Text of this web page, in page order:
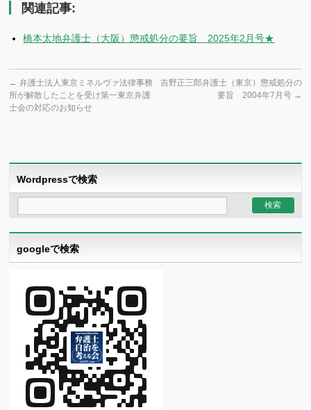
関連記事:
橋本太地弁護士（大阪）懲戒処分の要旨 2025年2月号★
← 弁護士法人東京ミネルヴァ法律事務
所が解散したことを受け第一東京弁護
士会の対応のお知らせ
吉野正三郎弁護士（東京）懲戒処分の
要旨 2004年7月号 →
Wordpressで検索
googleで検索